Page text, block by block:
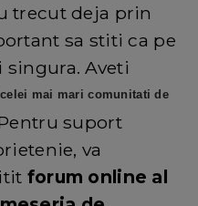
trecut deja prin
sa stiti ca pe
Aveti
mai mari comunitati de
suport
va
forum online al